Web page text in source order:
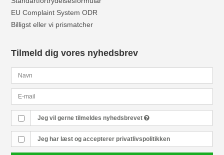
EU Complaint System ODR
Billigst eller vi prismatcher
Tilmeld dig vores nyhedsbrev
Jeg vil gerne tilmeldes nyhedsbrevet
Jeg har læst og accepterer privatlivspolitikken